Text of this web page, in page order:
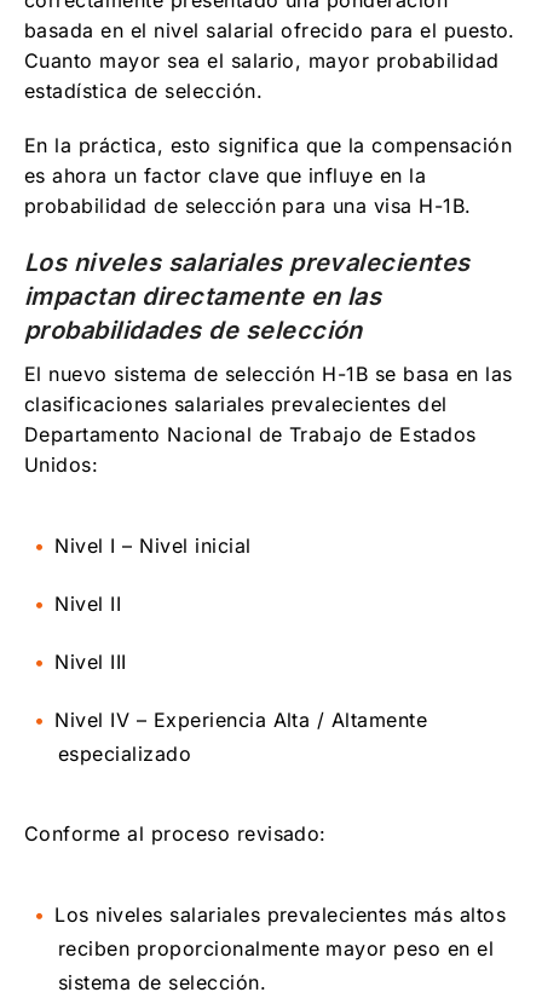
basada en el nivel salarial ofrecido para el puesto.
Cuanto mayor sea el salario, mayor probabilidad
estadística de selección.
En la práctica, esto significa que la compensación
es ahora un factor clave que influye en la
probabilidad de selección para una visa H-1B.
Los niveles salariales prevalecientes
impactan directamente en las
probabilidades de selección
El nuevo sistema de selección H-1B se basa en las
clasificaciones salariales prevalecientes del
Departamento Nacional de Trabajo de Estados
Unidos:
Nivel I – Nivel inicial
Nivel II
Nivel III
Nivel IV – Experiencia Alta / Altamente
especializado
Conforme al proceso revisado:
Los niveles salariales prevalecientes más altos
reciben proporcionalmente mayor peso en el
sistema de selección.